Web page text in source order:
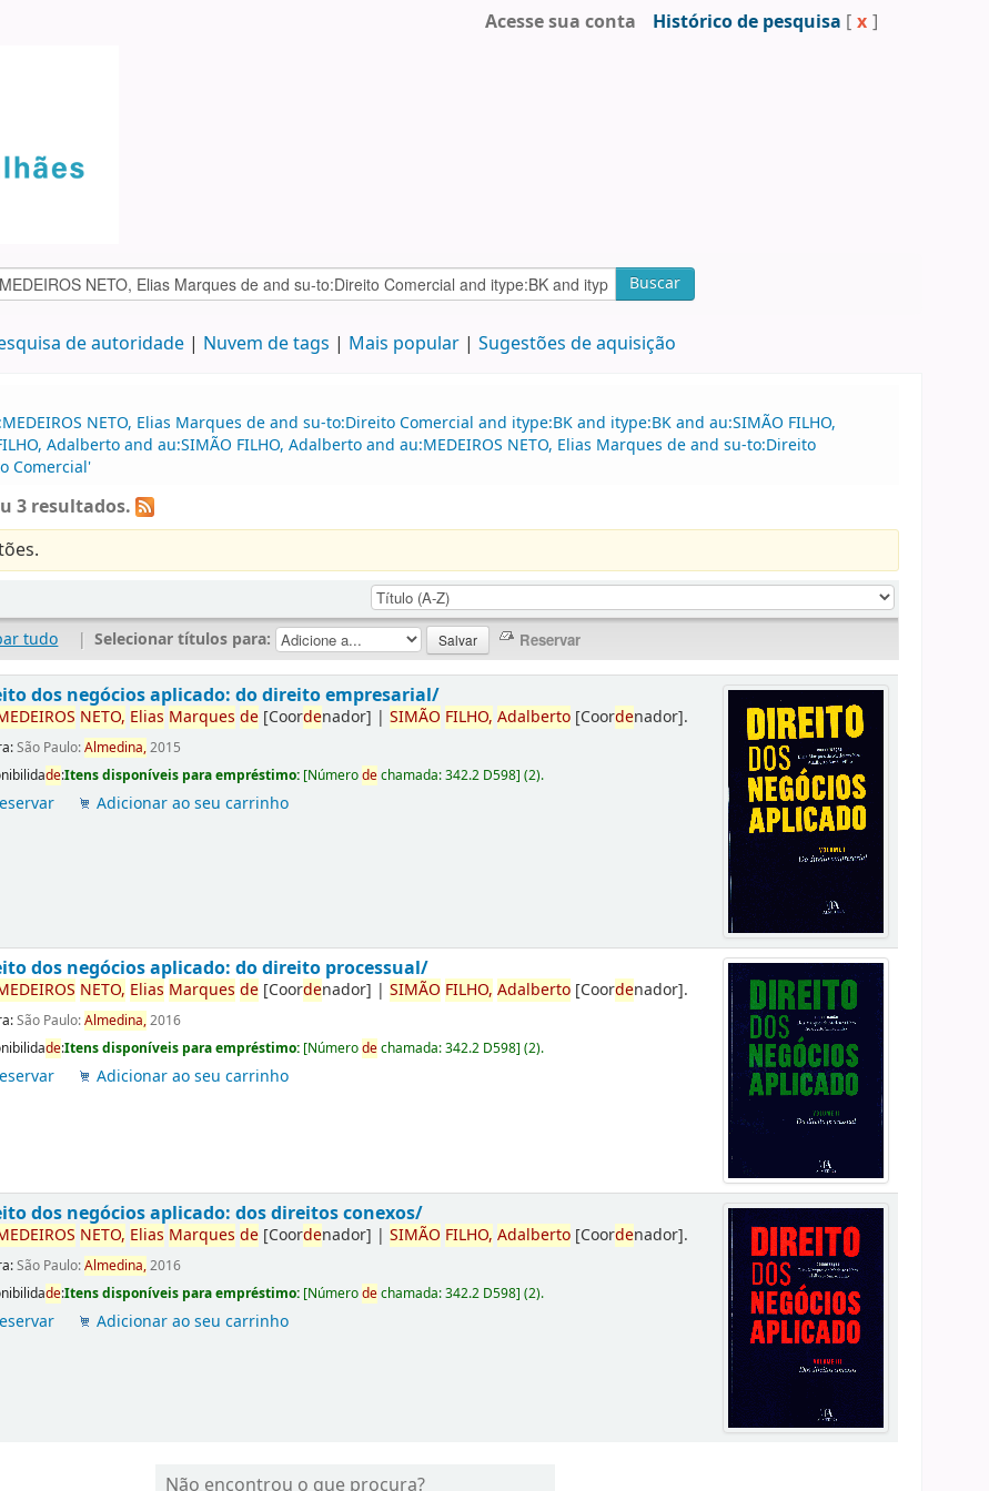
Acesse sua conta Histórico de pesquisa [ x ]
Buscar
de autoridade Nuvem de tags Mais popular Sugestões de aquisição
NETO, Elias Marques de and su-to:Direito Comercial and itype:BK and itype:BK and au:SIMÃO FILHO,
Adalberto and au:SIMÃO FILHO, Adalberto and au:MEDEIROS NETO, Elias Marques de and su-to:Direito
Comercial'
3 resultados.
tudo | Selecionar títulos para:
dos negócios aplicado: do direito empresarial/
DEIROS NETO, Elias Marques de [Coordenador] |SIMÃO FILHO, Adalberto [Coordenador].
São Paulo:Almedina,2015
de:Itens disponíveis para empréstimo: [Númerodechamada:342.2 D598](2).
Adicionar ao seu carrinho
dos negócios aplicado: do direito processual/
DEIROS NETO, Elias Marques de [Coordenador] |SIMÃO FILHO, Adalberto [Coordenador].
São Paulo:Almedina,2016
de:Itens disponíveis para empréstimo: [Númerodechamada:342.2 D598](2).
Adicionar ao seu carrinho
dos negócios aplicado: dos direitos conexos/
DEIROS NETO, Elias Marques de [Coordenador] |SIMÃO FILHO, Adalberto [Coordenador].
São Paulo:Almedina,2016
de:Itens disponíveis para empréstimo: [Númerodechamada:342.2 D598](2).
Adicionar ao seu carrinho